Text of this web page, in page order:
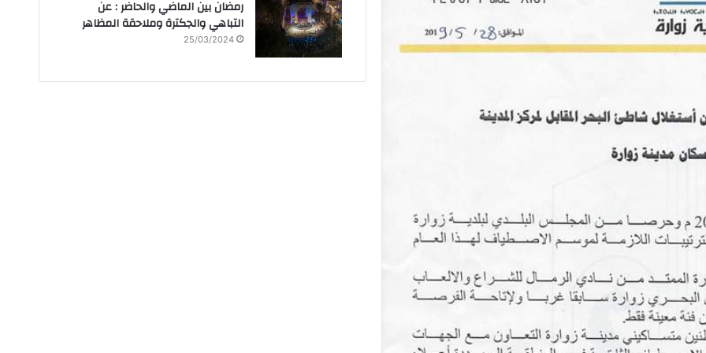
رمضان بين الماضي والحاضر : عن
التباهي والجكترة وملاحقة المظاهر
25/03/2024